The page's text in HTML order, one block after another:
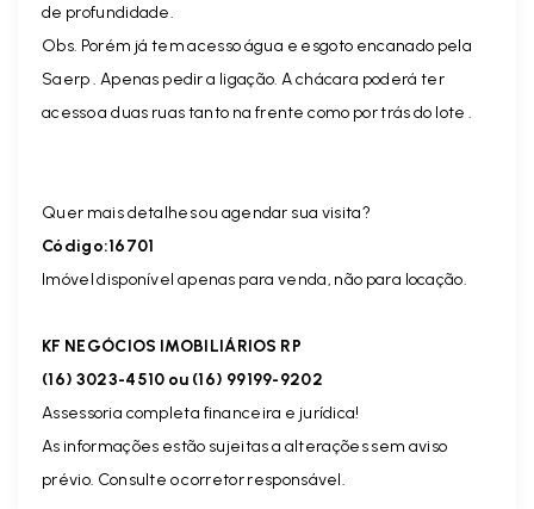
de profundidade.
Obs. Porém já tem acesso água e esgoto encanado pela
Saerp . Apenas pedir a ligação. A chácara poderá ter
acesso a duas ruas tanto na frente como por trás do lote .
Quer mais detalhes ou agendar sua visita?
Código:16701
Imóvel disponível apenas para venda, não para locação.
KF NEGÓCIOS IMOBILIÁRIOS RP
(16) 3023-4510 ou (16) 99199-9202
Assessoria completa financeira e jurídica!
As informações estão sujeitas a alterações sem aviso
prévio. Consulte o corretor responsável.